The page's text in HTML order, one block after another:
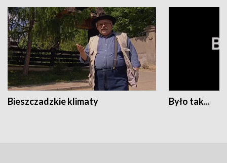
Bieszczadzkie klimaty Było tak...